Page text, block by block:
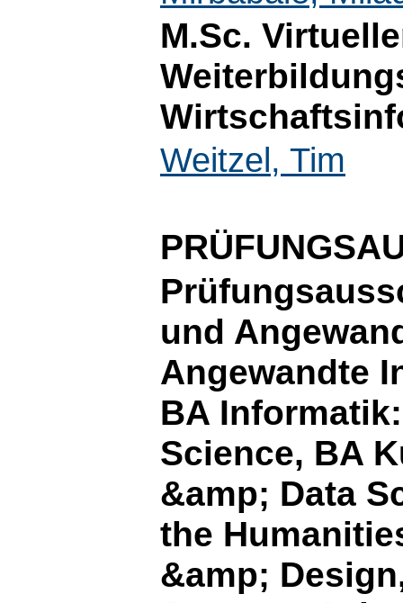
M.Sc.
Weitzel, Tim
und
Angewandte
BA
Science, BA
&amp; Data
the
&amp;